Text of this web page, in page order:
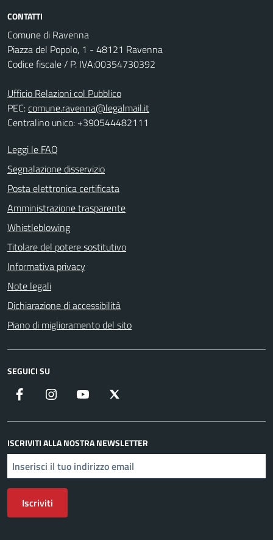
CONTATTI
Comune di Ravenna
Piazza del Popolo, 1 - 48121 Ravenna
Codice fiscale / P. IVA:00354730392
Ufficio Relazioni col Pubblico
PEC:comune.ravenna@legalmail.it
Centralino unico: +390544482111
Leggi le FAQ
Segnalazione disservizio
Posta elettronica certificata
Amministrazione trasparente
Whistleblowing
Titolare del potere sostitutivo
Informativa privacy
Note legali
Dichiarazione di accessibilità
Piano di miglioramento del sito
SEGUICI SU
Facebook Instagram YouTube
ISCRIVITI ALLA NOSTRA NEWSLETTER